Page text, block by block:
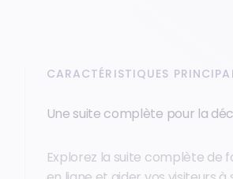
CARACTÉRISTIQUES
Une suite complète pour la
Explorez la suite complète de